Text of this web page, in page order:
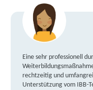
Eine sehr professionell
rechtzeitig und
Unterstützung vom IBB-